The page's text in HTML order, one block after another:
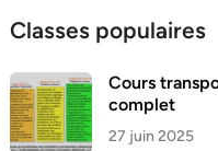
Classes populaires
Cours
complet
27 juin 2025